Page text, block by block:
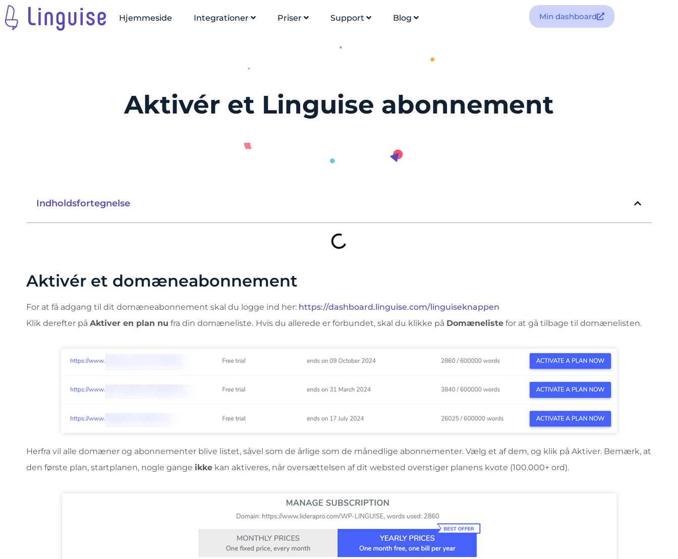
Hjemmeside Integrationer Priser Support Blog Min dashboard
Aktivér et Linguise abonnement
Indholdsfortegnelse
Aktivér et domæneabonnement
For at få adgang til dit domæneabonnement skal du logge ind her: https://dashboard.linguise.com/linguiseknappen
Klik derefter på Aktiver en plan nu fra din domæneliste. Hvis du allerede er forbundet, skal du klikke på Domæneliste for at gå tilbage til domænelisten.
Herfra vil alle domæner og abonnementer blive listet, såvel som de årlige som de månedlige abonnementer. Vælg et af dem, og klik på Aktiver. Bemærk, at
den første plan, startplanen, nogle gange ikke kan aktiveres, når oversættelsen af ​​dit websted overstiger planens kvote (100.000+ ord).